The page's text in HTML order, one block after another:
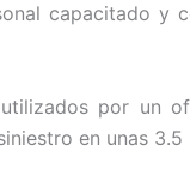
capacitado y
por un
en unas 3.5